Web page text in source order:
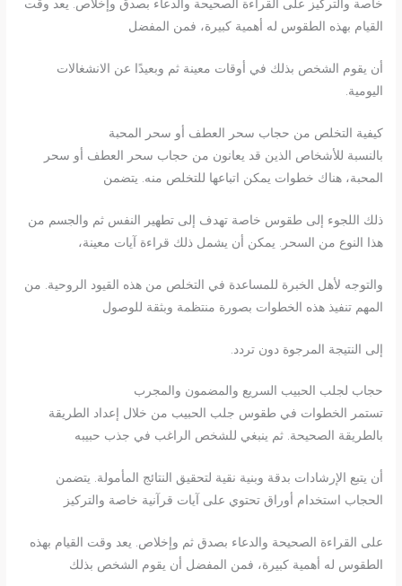
خاصة والتركيز على القراءة الصحيحة والدعاء بصدق وإخلاص. يعد وقت
القيام بهذه الطقوس له أهمية كبيرة، فمن المفضل
أن يقوم الشخص بذلك في أوقات معينة ثم وبعيدًا عن الانشغالات
اليومية.
كيفية التخلص من حجاب سحر العطف أو سحر المحبة
بالنسبة للأشخاص الذين قد يعانون من حجاب سحر العطف أو سحر
المحبة، هناك خطوات يمكن اتباعها للتخلص منه. يتضمن
ذلك اللجوء إلى طقوس خاصة تهدف إلى تطهير النفس ثم والجسم من
هذا النوع من السحر. يمكن أن يشمل ذلك قراءة آيات معينة،
والتوجه لأهل الخبرة للمساعدة في التخلص من هذه القيود الروحية. من
المهم تنفيذ هذه الخطوات بصورة منتظمة وبثقة للوصول
إلى النتيجة المرجوة دون تردد.
حجاب لجلب الحبيب السريع والمضمون والمجرب
تستمر الخطوات في طقوس جلب الحبيب من خلال إعداد الطريقة
بالطريقة الصحيحة. ثم ينبغي للشخص الراغب في جذب حبيبه
أن يتبع الإرشادات بدقة وبنية نقية لتحقيق النتائج المأمولة. يتضمن
الحجاب استخدام أوراق تحتوي على آيات قرآنية خاصة والتركيز
على القراءة الصحيحة والدعاء بصدق ثم وإخلاص. يعد وقت القيام بهذه
الطقوس له أهمية كبيرة، فمن المفضل أن يقوم الشخص بذلك